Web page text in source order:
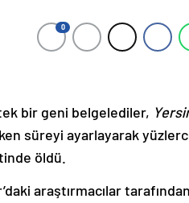
0
bir geni belgelediler,
süreyi ayarlayarak
öldü.
araştırmacılar